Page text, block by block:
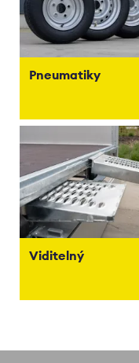
Pneumatiky
Viditelný